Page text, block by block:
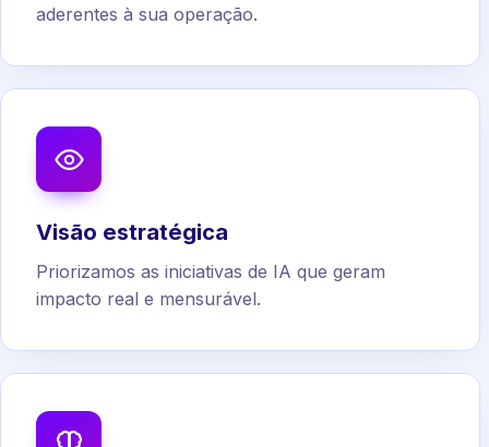
aderentes à sua operação.
Visão estratégica
Priorizamos as iniciativas de IA que geram
impacto real e mensurável.